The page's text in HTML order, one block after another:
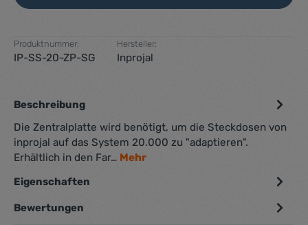
Produktnummer:
IP-SS-20-ZP-SG
Hersteller:
Inprojal
Beschreibung
Die Zentralplatte wird benötigt, um die Steckdosen von
inprojal auf das System 20.000 zu "adaptieren".
Erhältlich in den Far… Mehr
Eigenschaften
Bewertungen